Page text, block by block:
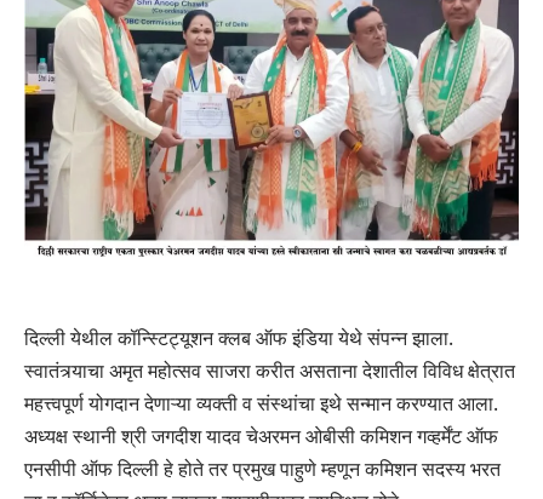
दिल्ली येथील कॉन्स्टिट्यूशन क्लब ऑफ इंडिया येथे संपन्न झाला.
स्वातंत्र्याचा अमृत महोत्सव साजरा करीत असताना देशातील विविध क्षेत्रात
महत्त्वपूर्ण योगदान देणाऱ्या व्यक्ती व संस्थांचा इथे सन्मान करण्यात आला.
अध्यक्ष स्थानी श्री जगदीश यादव चेअरमन ओबीसी कमिशन गव्हर्मेंट ऑफ
एनसीपी ऑफ दिल्ली हे होते तर प्रमुख पाहुणे म्हणून कमिशन सदस्य भरत